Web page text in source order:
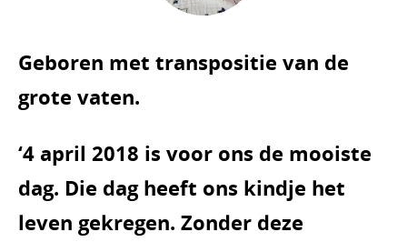
Geboren met transpositie van de
grote vaten.
‘4 april 2018 is voor ons de mooiste
dag. Die dag heeft ons kindje het
leven gekregen. Zonder deze